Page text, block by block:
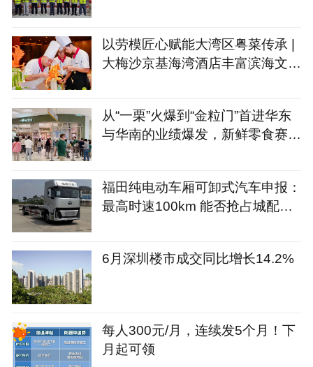
以劳模匠心赋能大湾区粤菜传承 |
大梅沙京基海湾酒店丰富滨海文旅
从“一栗”火爆到“金粒门”首进华东
与华南的业绩爆发，新鲜零食赛道
福田纯电动车厢可卸式汽车申报：
最高时速100km 能否抢占城配市
6月深圳楼市成交同比增长14.2%
每人300元/月，连续发5个月！下
月起可领